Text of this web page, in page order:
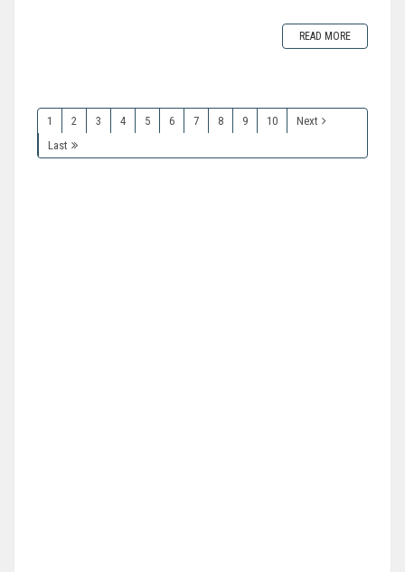
READ MORE
1 2 3 4 5 6 7 8 9 10
Next
Last